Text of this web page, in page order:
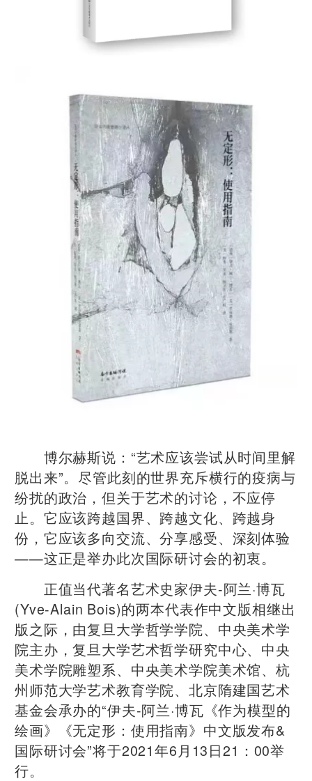
博尔赫斯说：“艺术应该尝试从时间里解
脱出来”。尽管此刻的世界充斥横行的疫病与
纷扰的政治，但关于艺术的讨论，不应停
止。它应该跨越国界、跨越文化、跨越身
份，它应该多向交流、分享感受、深刻体验
——这正是举办此次国际研讨会的初衷。
正值当代著名艺术史家伊夫-阿兰·博瓦
(Yve-Alain Bois)的两本代表作中文版相继出
版之际，由复旦大学哲学学院、中央美术学
院主办，复旦大学艺术哲学研究中心、中央
美术学院雕塑系、中央美术学院美术馆、杭
州师范大学艺术教育学院、北京隋建国艺术
基金会承办的“伊夫-阿兰·博瓦《作为模型的
绘画》《无定形：使用指南》中文版发布&
国际研讨会”将于2021年6月13日21：00举
行。